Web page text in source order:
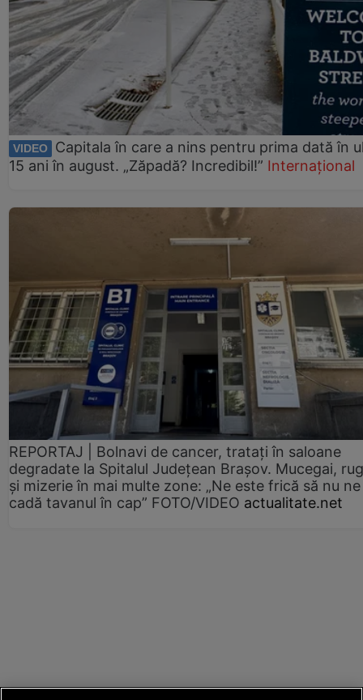
VIDEO
Capitala în care a nins pentru prima dată în
15 ani în august. „Zăpadă? Incredibil!” Internațional
REPORTAJ | Bolnavi de cancer, tratați în saloane
degradate la Spitalul Județean Brașov. Mucegai,
și mizerie în mai multe zone: „Ne este frică să nu ne
cadă tavanul în cap” FOTO/VIDEO actualitate.net